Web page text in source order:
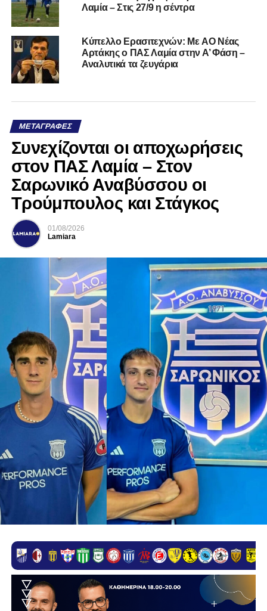
Λαμία – Στις 27/9 η σέντρα
Kύπελλο Ερασιτεχνών: Με AO Nέας
Αρτάκης ο ΠΑΣ Λαμία στην Α’ Φάση –
Αναλυτικά τα ζευγάρια
ΜΕΤΑΓΡΑΦΈΣ
Συνεχίζονται οι αποχωρήσεις
στον ΠΑΣ Λαμία – Στον
Σαρωνικό Αναβύσσου οι
Τρούμπουλος και Στάγκος
01/08/2026
Lamiara